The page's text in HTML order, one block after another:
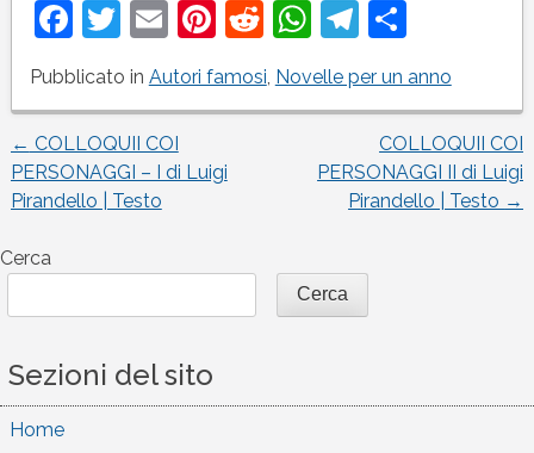
Facebook
Twitter
EmailPinterest
Reddit
WhatsApp
Telegram
Pubblicato in Autori famosi, Novelle per un anno
Navigazione
articoli
← COLLOQUII COI
PERSONAGGI – I di Luigi
Pirandello | Testo
COLLOQUII COI
PERSONAGGI II di Luigi
Pirandello | Testo →
Cerca
Cerca
Sezioni del sito
Home